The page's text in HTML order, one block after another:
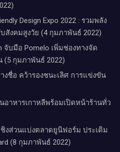
Design Expo 2022 : รวมพลัง
สังคมสูงวัย (4 กุมภาพันธ์ 2022)
จับมือ Pomelo เพิ่มช่องทางจัด
กุมภาพันธ์ 2022)
ชื่อ คว้ารองชนะเลิศ การแข่งขัน
อาหารเกาหลีพร้อมเปิดหน้าร้านทั่ว
ชิงส่วนแบ่งตลาดยูนิฟอร์ม​ ประเดิม
(8 กุมภาพันธ์ 2022)